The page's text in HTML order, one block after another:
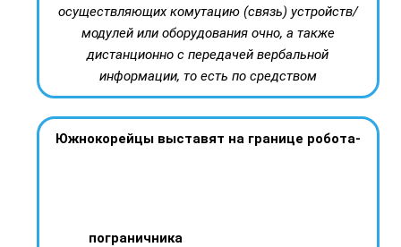
осуществляющих комутацию (связь) устройств/
модулей или оборудования очно, а также
дистанционно с передачей вербальной
информации, то есть по средством
Южнокорейцы выставят на границе робота-
пограничника